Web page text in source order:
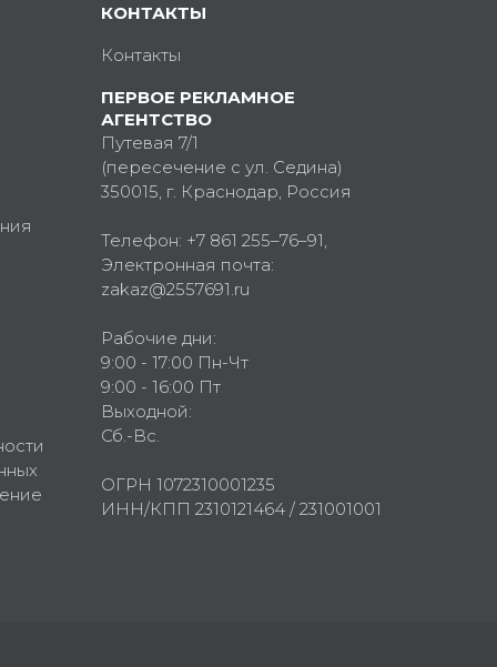
КОНТАКТЫ
Контакты
ПЕРВОЕ РЕКЛАМНОЕ
АГЕНТСТВО
Путевая 7/1
(пересечение с ул. Седина)
350015 , г. Краснодар, Россия
Телефон: +7 861 255–76–91
Электронная почта:
zakaz@2557691.ru
Рабочие дни:
9:00 - 17:00 Пн-Чт
9:00 - 16:00 Пт
Выходной:
Сб.-Вс.
ОГРН 1072310001235
ИНН/КПП 2310121464 / 231001001